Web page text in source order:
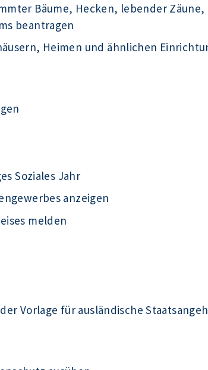
Bäume, Hecken, lebender Zäune,
beantragen
Heimen und ähnlichen
Soziales Jahr
anzeigen
melden
Vorlage für ausländische